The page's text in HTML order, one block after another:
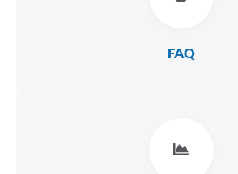
FAQ